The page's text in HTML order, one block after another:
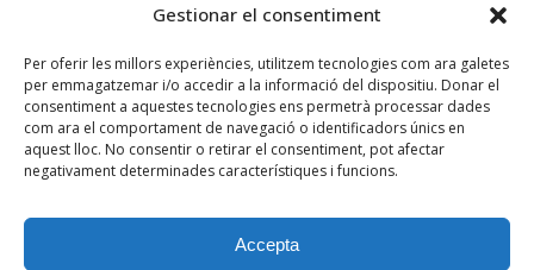
Gestionar el consentiment
Per oferir les millors experiències, utilitzem tecnologies com ara galetes
per emmagatzemar i/o accedir a la informació del dispositiu. Donar el
consentiment a aquestes tecnologies ens permetrà processar dades
com ara el comportament de navegació o identificadors únics en
aquest lloc. No consentir o retirar el consentiment, pot afectar
negativament determinades característiques i funcions.
Accepta
937 479 758
federacio@fedecatjudo.cat